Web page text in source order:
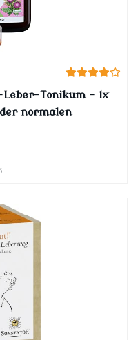
Tonikum – 1x
normalen
– mit Vitamin C